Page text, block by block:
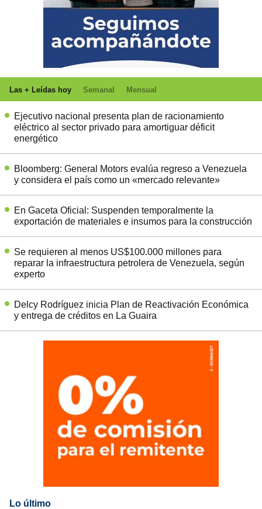
Las + Leídas hoy Semanal Mensual
Ejecutivo nacional presenta plan de racionamiento
eléctrico al sector privado para amortiguar déficit
energético
Bloomberg: General Motors evalúa regreso a Venezuela
y considera el país como un «mercado relevante»
En Gaceta Oficial: Suspenden temporalmente la
exportación de materiales e insumos para la construcción
Se requieren al menos US$100.000 millones para
reparar la infraestructura petrolera de Venezuela, según
experto
Delcy Rodríguez inicia Plan de Reactivación Económica
y entrega de créditos en La Guaira
Lo último